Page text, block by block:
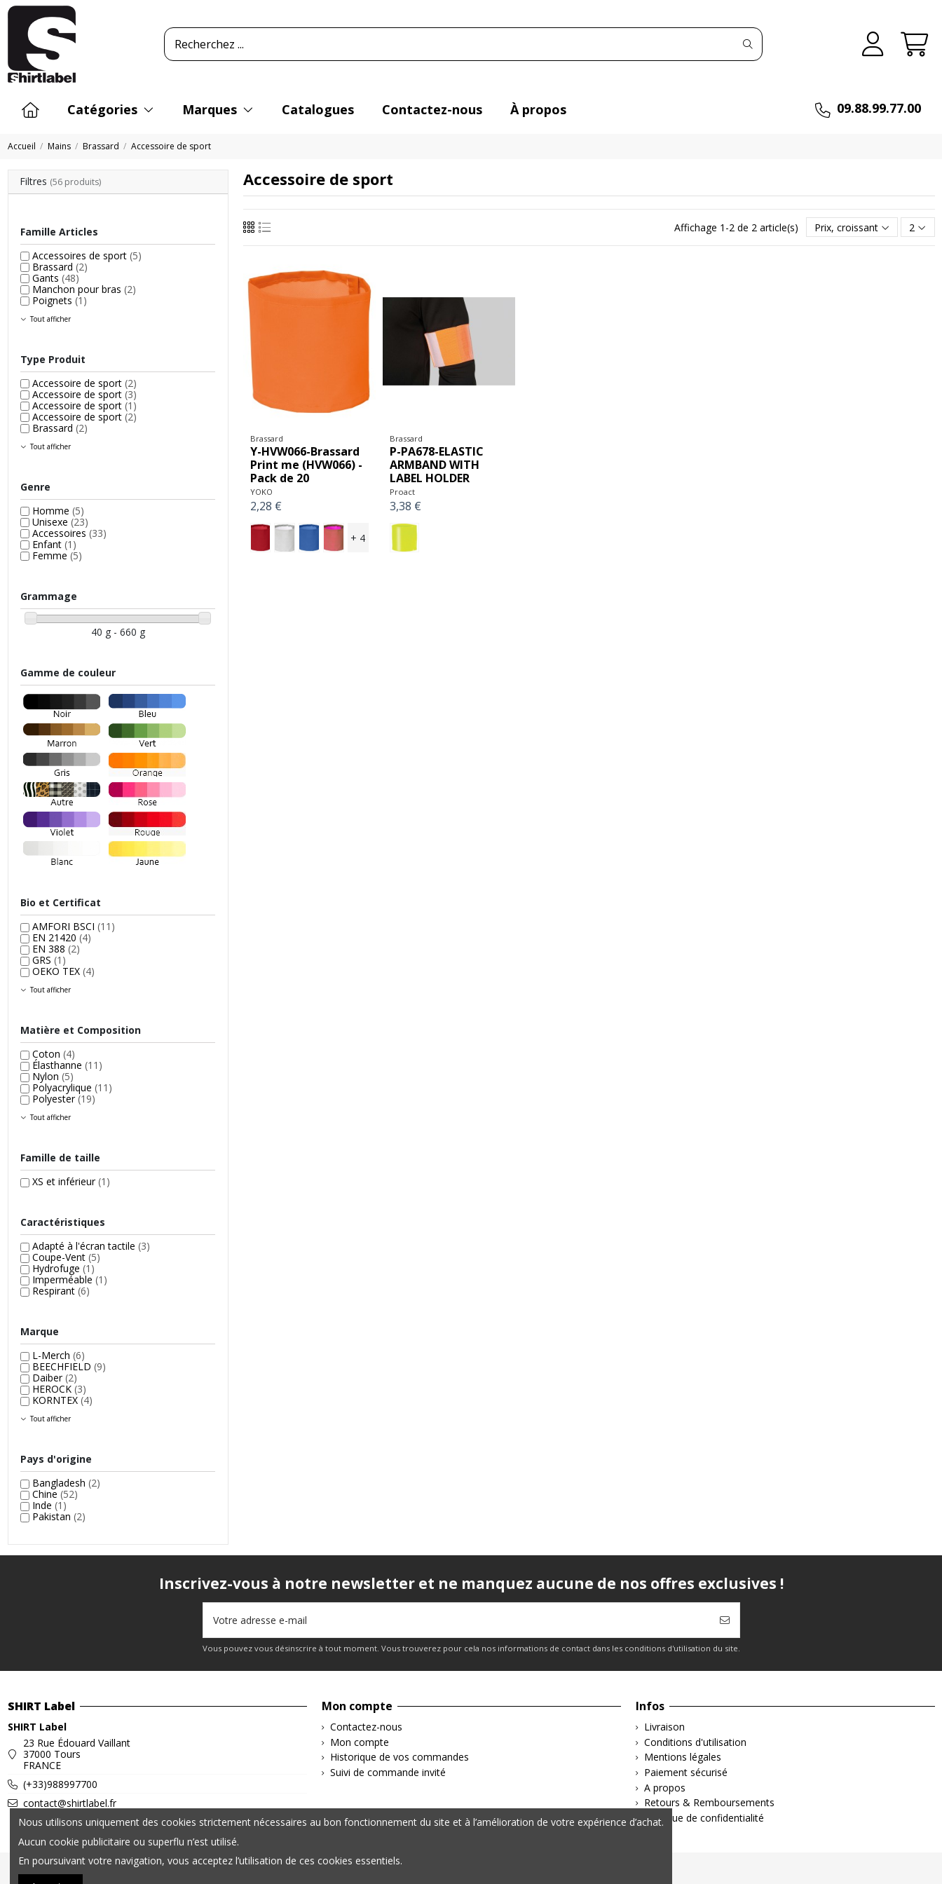
Catégories Marques Catalogues Contactez-nous À propos 09.88.99.77.00
Accueil Mains Brassard Accessoire de sport
Accessoire de sport
Affichage 1-2 de 2 article(s) Prix, croissant 2
Brassard
Y-HVW066-Brassard
Print me (HVW066) -
Pack de 20
YOKO
2,28 €
+ 4
Brassard
P-PA678-ELASTIC
ARMBAND WITH
LABEL HOLDER
Proact
3,38 €
Filtres (56 produits)
Famille Articles
Accessoires de sport (5)
Brassard (2)
Gants (48)
Manchon pour bras (2)
Poignets (1)
Tout afficher
Type Produit
Accessoire de sport (2)
Accessoire de sport (3)
Accessoire de sport (1)
Accessoire de sport (2)
Brassard (2)
Tout afficher
Genre
Homme (5)
Unisexe (23)
Accessoires (33)
Enfant (1)
Femme (5)
Grammage
40 g - 660 g
Gamme de couleur
Bio et Certificat
AMFORI BSCI (11)
EN 21420 (4)
EN 388 (2)
GRS (1)
OEKO TEX (4)
Tout afficher
Matière et Composition
Coton (4)
Élasthanne (11)
Nylon (5)
Polyacrylique (11)
Polyester(19)
Tout afficher
Famille de taille
XS et inférieur(1)
Caractéristiques
Adapté à l'écran tactile (3)
Coupe-Vent (5)
Hydrofuge (1)
Imperméable (1)
Respirant (6)
Marque
L-Merch (6)
BEECHFIELD (9)
Daiber(2)
HEROCK (3)
KORNTEX (4)
Tout afficher
Pays d'origine
Bangladesh (2)
Chine (52)
Inde (1)
Pakistan (2)
Inscrivez-vous à notre newsletter et ne manquez aucune de nos offres exclusives !
Vous pouvez vous désinscrire à tout moment. Vous trouverez pour cela nos informations de contact dans les conditions d'utilisation du site.
SHIRT Label
SHIRT Label
23 Rue Édouard Vaillant
37000 Tours
FRANCE
(+33)988997700
contact@shirtlabel.fr
Mon compte
Contactez-nous
Mon compte
Historique de vos commandes
Suivi de commande invité
Infos
Livraison
Conditions d'utilisation
Mentions légales
Paiement sécurisé
A propos
Retours & Remboursements
Politique de confidentialité
Nous utilisons uniquement des cookies strictement nécessaires au bon fonctionnement du site et à l’amélioration de votre expérience d’achat.
Aucun cookie publicitaire ou superflu n’est utilisé.
En poursuivant votre navigation, vous acceptez l’utilisation de ces cookies essentiels.